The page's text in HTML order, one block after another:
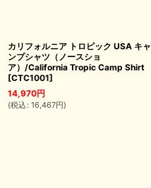
カリフォルニア トロピック USA キャ
ンプシャツ（ノースショ
ア）/California Tropic Camp Shirt
[CTC1001]
14,970円
(税込 : 16,467円)